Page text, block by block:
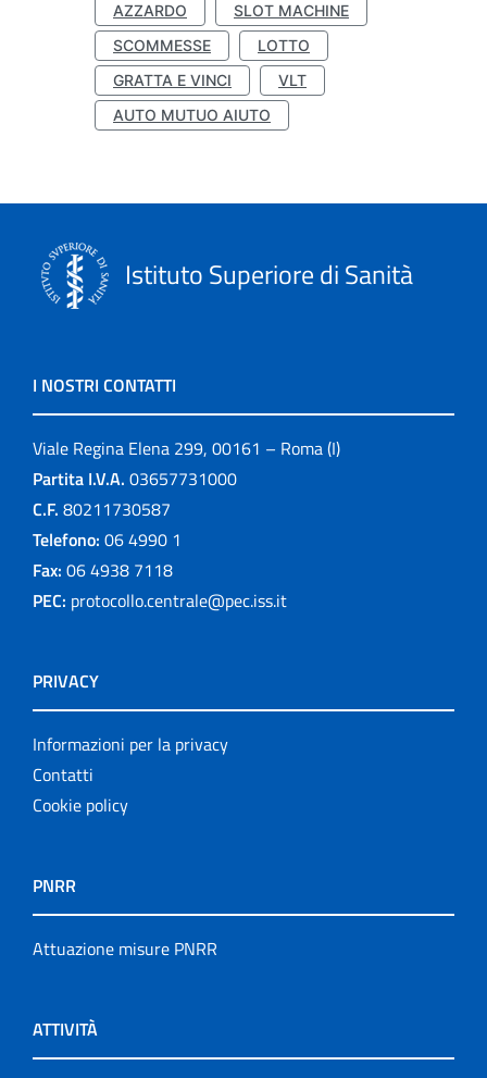
AZZARDO
SLOT MACHINE
SCOMMESSE
LOTTO
GRATTA E VINCI
VLT
AUTO MUTUO AIUTO
Istituto Superiore di Sanità
I NOSTRI CONTATTI
Viale Regina Elena 299, 00161 – Roma (I)
Partita I.V.A. 03657731000
C.F. 80211730587
Telefono: 06 4990 1
Fax: 06 4938 7118
PEC: protocollo.centrale@pec.iss.it
PRIVACY
Informazioni per la privacy
Contatti
Cookie policy
PNRR
Attuazione misure PNRR
ATTIVITÀ